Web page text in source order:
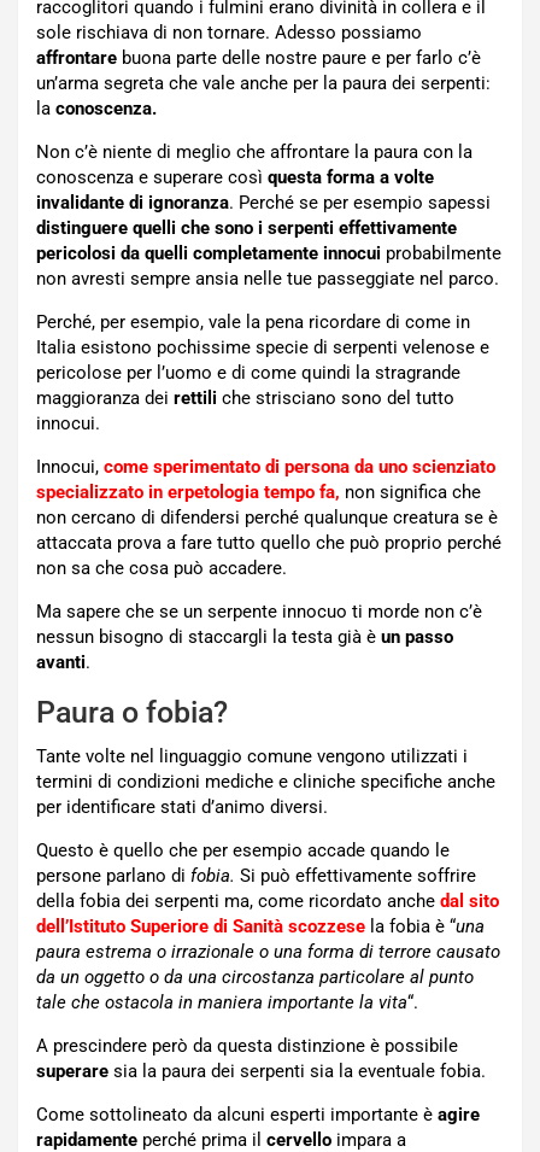
raccoglitori quando i fulmini erano divinità in collera e il
sole rischiava di non tornare. Adesso possiamo
affrontare buona parte delle nostre paure e per farlo c’è
un’arma segreta che vale anche per la paura dei serpenti:
la conoscenza.
Non c’è niente di meglio che affrontare la paura con la
conoscenza e superare così questa forma a volte
invalidante di ignoranza. Perché se per esempio sapessi
distinguere quelli che sono i serpenti effettivamente
pericolosi da quelli completamente innocui probabilmente
non avresti sempre ansia nelle tue passeggiate nel parco.
Perché, per esempio, vale la pena ricordare di come in
Italia esistono pochissime specie di serpenti velenose e
pericolose per l’uomo e di come quindi la stragrande
maggioranza dei rettili che strisciano sono del tutto
innocui.
Innocui, come sperimentato di persona da uno scienziato
specializzato in erpetologia tempo fa, non significa che
non cercano di difendersi perché qualunque creatura se è
attaccata prova a fare tutto quello che può proprio perché
non sa che cosa può accadere.
Ma sapere che se un serpente innocuo ti morde non c’è
nessun bisogno di staccargli la testa già è un passo
avanti.
Paura o fobia?
Tante volte nel linguaggio comune vengono utilizzati i
termini di condizioni mediche e cliniche specifiche anche
per identificare stati d’animo diversi.
Questo è quello che per esempio accade quando le
persone parlano di fobia. Si può effettivamente soffrire
della fobia dei serpenti ma, come ricordato anche dal sito
dell’Istituto Superiore di Sanità scozzese la fobia è “una
paura estrema o irrazionale o una forma di terrore causato
da un oggetto o da una circostanza particolare al punto
tale che ostacola in maniera importante la vita“.
A prescindere però da questa distinzione è possibile
superare sia la paura dei serpenti sia la eventuale fobia.
Come sottolineato da alcuni esperti importante è agire
rapidamente perché prima il cervello impara a